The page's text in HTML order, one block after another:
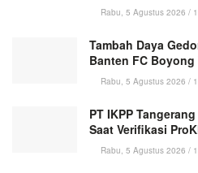
Rabu, 5 Agustus 2026 /
Tambah Daya
Banten FC
Rabu, 5 Agustus 2026 /
PT IKPP
Saat Verifikasi
Rabu, 5 Agustus 2026 /